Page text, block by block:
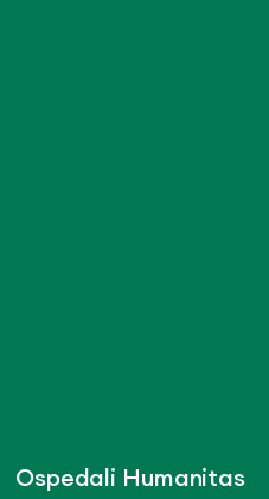
Ospedali Humanitas